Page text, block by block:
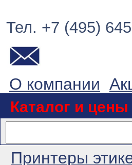
Тел. +7 (495)
О компании
Каталог и
Принтеры